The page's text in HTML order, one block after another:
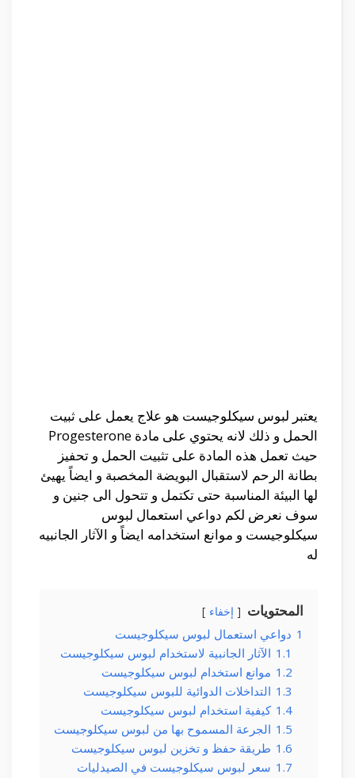
يعتبر لبوس سيكلوجيست هو علاج يعمل على ثبيت
الحمل و ذلك لانه يحتوي على مادة Progesterone
حيث تعمل هذه المادة على تثبيت الحمل و تحفيز
بطانة الرحم لاستقبال البويضة المخصبة و ايضاً يهيئ
لها البيئة المناسبة حتى تكتمل و تتحول الى جنين و
سوف نعرض لكم دواعي استعمال لبوس
سيكلوجيست و موانع استخدامه ايضاً و الآثار الجانبيه
له
المحتويات إخفاء
1 دواعي استعمال لبوس سيكلوجيست
1.1 الآثار الجانبية لاستخدام لبوس سيكلوجيست
1.2 موانع استخدام لبوس سيكلوجيست
1.3 التداخلات الدوائية للبوس سيكلوجيست
1.4 كيفية استخدام لبوس سيكلوجيست
1.5 الجرعة المسموح بها من لبوس سيكلوجيست
1.6 طريقة حفظ و تخزين لبوس سيكلوجيست
1.7 سعر لبوس سيكلوجيست في الصيدليات